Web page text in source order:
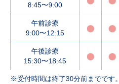
8:45〜9:00
午前診療
9:00〜12:15
午後診療
15:30〜18:45
※受付時間は終了30分前までです。